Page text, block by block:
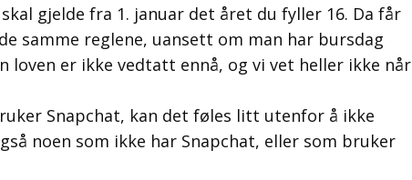
gjelde fra 1. januar det året du fyller 16. Da får
samme reglene, uansett om man har bursdag
loven er ikke vedtatt ennå, og vi vet heller ikke når
Snapchat, kan det føles litt utenfor å ikke
noen som ikke har Snapchat, eller som bruker